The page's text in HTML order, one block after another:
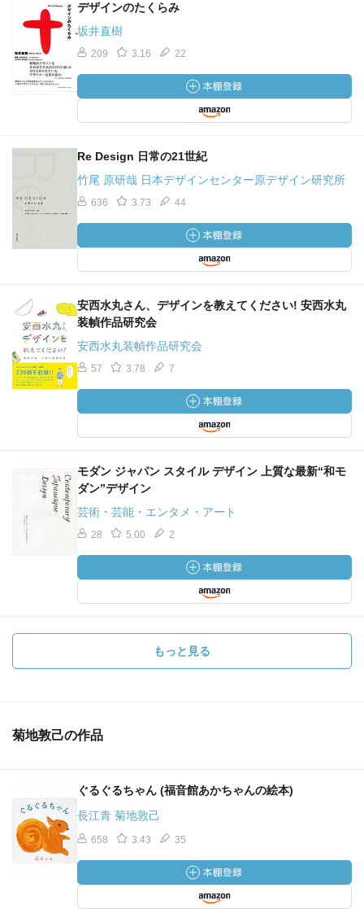
デザインのたくらみ
坂井直樹
209 3.16 22
Re Design 日常の21世紀
竹尾 原研哉 日本デザインセンター原デザイン研究所
636 3.73 44
安西水丸さん、デザインを教えてください! 安西水丸
装幀作品研究会
安西水丸装幀作品研究会
57 3.78 7
モダン ジャパン スタイル デザイン 上質な最新“和モ
ダン”デザイン
芸術・芸能・エンタメ・アート
28 5.00 2
もっと見る
菊地敦己の作品
ぐるぐるちゃん (福音館あかちゃんの絵本)
長江青 菊地敦己
658 3.43 35